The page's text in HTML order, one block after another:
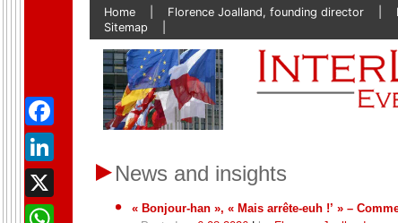
Home Florence Joalland, founding director
Sitemap
News and insights
« Bonjour-han », « Mais arrête-euh !’ » –
Facebook
LinkedIn
X